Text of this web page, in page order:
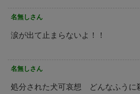
名無しさん
涙が出て止まらないよ！！
名無しさん
処分された犬可哀想 どんなふうに